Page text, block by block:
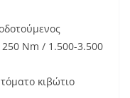
Nm / 1.500-3.500
κιβώτιο